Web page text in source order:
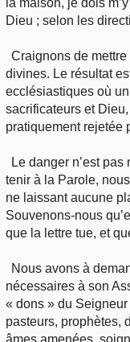
la maison, je dois
Dieu ; selon les
Craignons de
divines. Le résultat
ecclésiastiques où
sacrificateurs et
pratiquement rejetée
Le danger n’est
tenir à la Parole,
ne laissant aucune
Souvenons-nous
que la lettre tue, et
Nous avons à
nécessaires à son
« dons » du
pasteurs, prophètes,
âmes amenées,